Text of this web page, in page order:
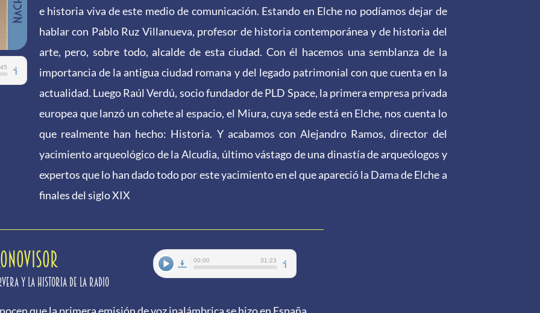
e historia viva de este medio de comunicación. Estando en Elche no podíamos dejar de
hablar con Pablo Ruz Villanueva, profesor de historia contemporánea y de historia del
arte, pero, sobre todo, alcalde de esta ciudad. Con él hacemos una semblanza de la
importancia de la antigua ciudad romana y del legado patrimonial con que cuenta en la
actualidad. Luego Raúl Verdú, socio fundador de PLD Space, la primera empresa privada
europea que lanzó un cohete al espacio, el Miura, cuya sede está en Elche, nos cuenta lo
que realmente han hecho: Historia. Y acabamos con Alejandro Ramos, director del
yacimiento arqueológico de la Alcudia, último vástago de una dinastía de arqueólogos y
expertos que lo han dado todo por este yacimiento en el que apareció la Dama de Elche a
finales del siglo XIX
y la historia de la radio